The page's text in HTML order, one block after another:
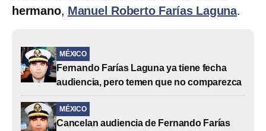
hermano, Manuel Roberto Farías Laguna.
MÉXICO
Fernando Farías Laguna ya tiene fecha
audiencia, pero temen que no comparezca
MÉXICO
Cancelan audiencia de Fernando Farías